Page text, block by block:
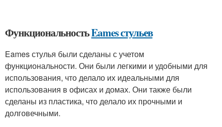
ФункциональностьEames стульев
Eames стулья были сделаны с учетом
функциональности. Они были легкими и удобными для
использования, что делало их идеальными для
использования в офисах и домах. Они также были
сделаны из пластика, что делало их прочными и
долговечными.